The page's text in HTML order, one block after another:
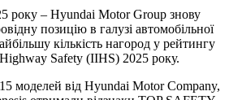
року – Hyundai Motor Group знову
позицію в галузі автомобільної
кількість нагород у рейтингу
Safety (IIHS) 2025 року.
моделей від Hyundai Motor Company,